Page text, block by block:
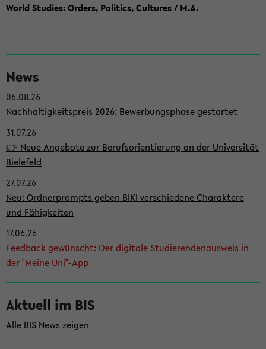
World Studies: Orders, Politics, Cultures / M.A.
e
i
t
e
n
l
e
i
s
t
e
News
06.08.26
Nachhaltigkeitspreis 2026: Bewerbungsphase gestartet
31.07.26
👉 Neue Angebote zur Berufsorientierung an der Universität
Bielefeld
27.07.26
Neu: Ordnerprompts geben BIKI verschiedene Charaktere
und Fähigkeiten
17.06.26
Feedback gewünscht: Der digitale Studierendenausweis in
der "Meine Uni"-App
Aktuell im BIS
Alle BIS News zeigen